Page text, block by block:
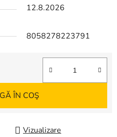
12.8.2026
8058278223791
ÎN COŞ
Vizualizare